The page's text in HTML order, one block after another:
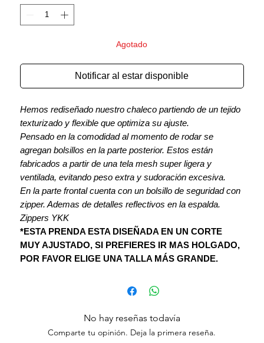
Agotado
Notificar al estar disponible
Hemos rediseñado nuestro chaleco partiendo de un tejido
texturizado y flexible que optimiza su ajuste.
Pensado en la comodidad al momento de rodar se
agregan bolsillos en la parte posterior. Estos están
fabricados a partir de una tela mesh super ligera y
ventilada, evitando peso extra y sudoración excesiva.
En la parte frontal cuenta con un bolsillo de seguridad con
zipper. Ademas de detalles reflectivos en la espalda.
Zippers YKK
*ESTA PRENDA ESTA DISEÑADA EN UN CORTE
MUY AJUSTADO, SI PREFIERES IR MAS HOLGADO,
POR FAVOR ELIGE UNA TALLA MÁS GRANDE.
No hay reseñas todavía
Comparte tu opinión. Deja la primera reseña.